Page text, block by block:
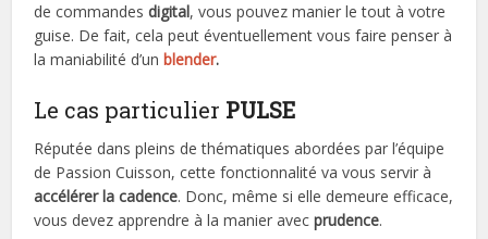
de commandesdigital, vous pouvez manier le tout à votre
guise. De fait, cela peut éventuellement vous faire penser à
la maniabilité d’un blender.
Le cas particulier PULSE
Réputée dans pleins de thématiques abordées par l’équipe
de Passion Cuisson, cette fonctionnalité va vous servir à
accélérer la cadence. Donc, même si elle demeure efficace,
vous devez apprendre à la manier avecprudence.